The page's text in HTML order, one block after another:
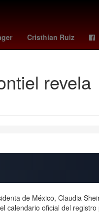
Cristhian Ruiz
de fútbol de Gabón Marc
revela
de México, Claudia
calendario oficial del